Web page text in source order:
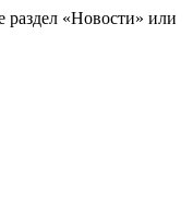
«Новости» или